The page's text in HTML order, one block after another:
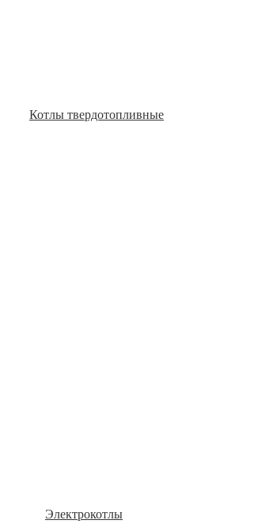
Котлы твердотопливные
Электрокотлы